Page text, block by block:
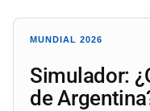
MUNDIAL 2026
Simulador:
de